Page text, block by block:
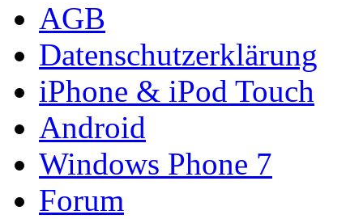
AGB
Datenschutzerklärung
iPhone & iPod Touch
Android
Windows Phone 7
Forum